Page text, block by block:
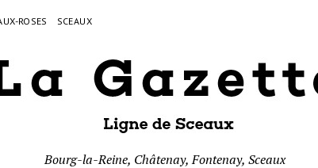
ROSES SCEAUX
Bourg-la-Reine, Châtenay, Fontenay, Sceaux